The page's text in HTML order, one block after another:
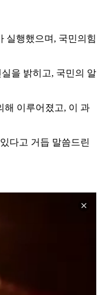
실행했으며, 국민의힘
을 밝히고, 국민의 알
해 이루어졌고, 이 과
다고 거듭 말씀드린